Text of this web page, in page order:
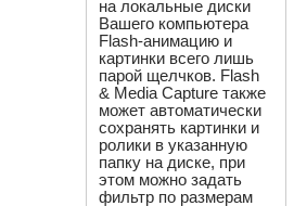
на локальные диски
Вашего компьютера
Flash-анимацию и
картинки всего лишь
парой щелчков. Flash
& Media Capture также
может автоматически
сохранять картинки и
ролики в указанную
папку на диске, при
этом можно задать
фильтр по размерам